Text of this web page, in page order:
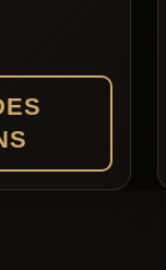
189,00 €